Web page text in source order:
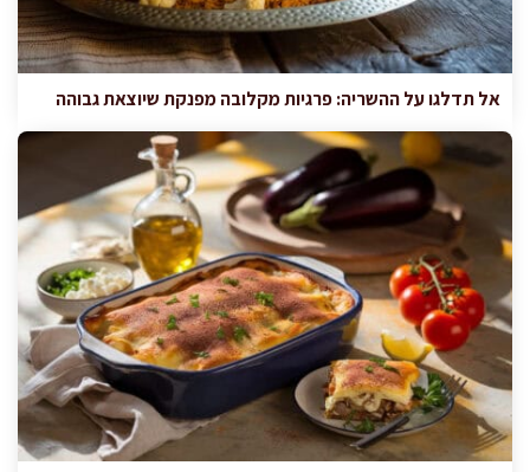
אל תדלגו על ההשריה: פרגיות מקלובה מפנקת שיוצאת גבוהה